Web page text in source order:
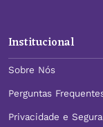
Institucional
Sobre Nós
Perguntas
Privacidade e